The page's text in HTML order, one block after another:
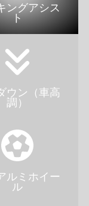
ングアシス
ト
ウン（車高
調）
ルミホイー
ル